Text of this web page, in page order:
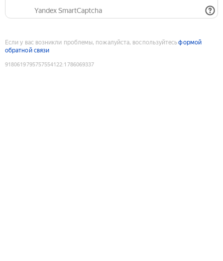
Yandex SmartCaptcha
Если у вас возникли проблемы, пожалуйста, воспользуйтесьформой
обратной связи
9180619795757554122:1786069337